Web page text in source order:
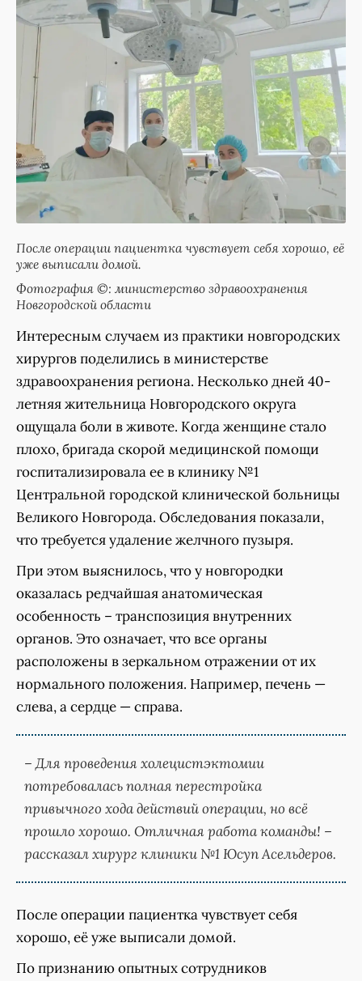
После операции пациентка чувствует себя хорошо, её
уже выписали домой.
Фотография ©: министерство здравоохранения
Новгородской области
Интересным случаем из практики новгородских
хирургов поделились в министерстве
здравоохранения региона. Несколько дней 40-
летняя жительница Новгородского округа
ощущала боли в животе. Когда женщине стало
плохо, бригада скорой медицинской помощи
госпитализировала ее в клинику №1
Центральной городской клинической больницы
Великого Новгорода. Обследования показали,
что требуется удаление желчного пузыря.
При этом выяснилось, что у новгородки
оказалась редчайшая анатомическая
особенность – транспозиция внутренних
органов. Это означает, что все органы
расположены в зеркальном отражении от их
нормального положения. Например, печень —
слева, а сердце — справа.
– Для проведения холецистэктомии
потребовалась полная перестройка
привычного хода действий операции, но всё
прошло хорошо. Отличная работа команды! –
рассказал хирург клиники №1 Юсуп Асельдеров.
После операции пациентка чувствует себя
хорошо, её уже выписали домой.
По признанию опытных сотрудников